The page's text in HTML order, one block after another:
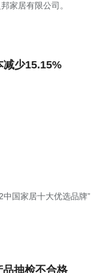
家居有限公司。
减少15.15%
国家居十大优选品牌”
抽检不合格